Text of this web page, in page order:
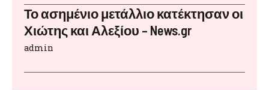
Το ασημένιο μετάλλιο κατέκτησαν οι
Χιώτης και Αλεξίου – News.gr
admin